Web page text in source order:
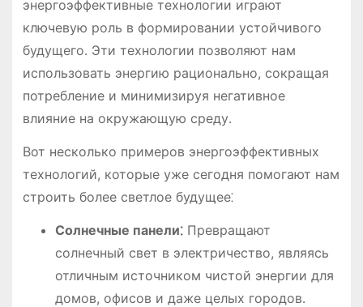
энергоэффективные технологии играют
ключевую роль в формировании устойчивого
будущего․ Эти технологии позволяют нам
использовать энергию рационально, сокращая
потребление и минимизируя негативное
влияние на окружающую среду․
Вот несколько примеров энергоэффективных
технологий, которые уже сегодня помогают нам
строить более светлое будущее⁚
Солнечные панели⁚Превращают
солнечный свет в электричество, являясь
отличным источником чистой энергии для
домов, офисов и даже целых городов․